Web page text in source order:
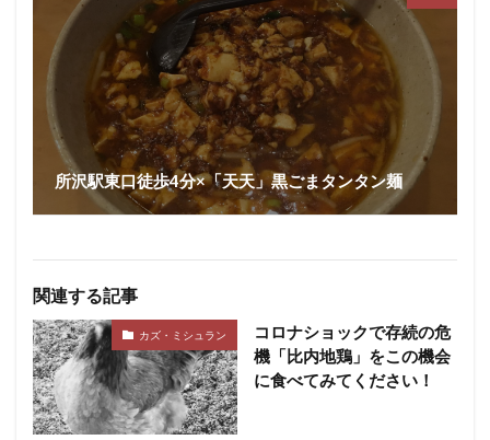
所沢駅東口徒歩4分×「天天」黒ごまタンタン麺
関連する記事
カズ・ミシュラン
コロナショックで存続の危
機「比内地鶏」をこの機会
に食べてみてください！